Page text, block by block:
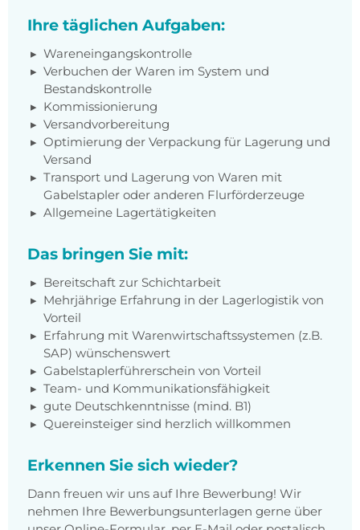
Ihre täglichen Aufgaben:
Wareneingangskontrolle
Verbuchen der Waren im System und
Bestandskontrolle
Kommissionierung
Versandvorbereitung
Optimierung der Verpackung für Lagerung und
Versand
Transport und Lagerung von Waren mit
Gabelstapler oder anderen Flurförderzeuge
Allgemeine Lagertätigkeiten
Das bringen Sie mit:
Bereitschaft zur Schichtarbeit
Mehrjährige Erfahrung in der Lagerlogistik von
Vorteil
Erfahrung mit Warenwirtschaftssystemen (z.B.
SAP) wünschenswert
Gabelstaplerführerschein von Vorteil
Team- und Kommunikationsfähigkeit
gute Deutschkenntnisse (mind. B1)
Quereinsteiger sind herzlich willkommen
Erkennen Sie sich wieder?
Dann freuen wir uns auf Ihre Bewerbung! Wir
nehmen Ihre Bewerbungsunterlagen gerne über